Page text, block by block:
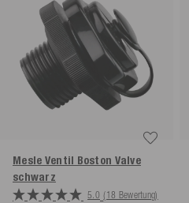
Mesle Ventil Boston Valve
schwarz
5.0 (18 Bewertung)